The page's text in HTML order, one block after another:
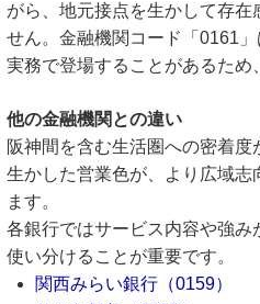
がら、地元接点を生かして存在
せん。金融機関コード「0161
実務で登場することがあるため
他の金融機関との違い
阪神間を含む生活圏への密着
生かした営業色が、より広域
ます。
各銀行ではサービス内容や強み
使い分けることが重要です。
関西みらい銀行（0159）